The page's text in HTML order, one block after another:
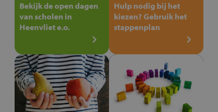
Bekijk de open dagen
van scholen in
Heenvliet e.o.
Hulp nodig bij het
kiezen? Gebruik het
stappenplan